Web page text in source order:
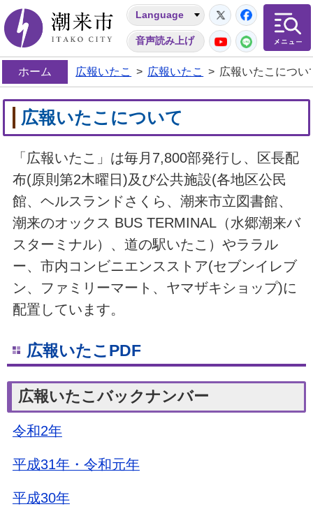
潮来市
Language
音声読み上げ
Twitter
YouTube
LINE
ホーム 広報いたこ > 広報いたこ > 広報いたこについ
広報いたこについて
「広報いたこ」は毎月7,800部発行し、区長配
布(原則第2木曜日)及び公共施設(各地区公民
館、ヘルスランドさくら、潮来市立図書館、
潮来のオックス BUS TERMINAL（水郷潮来バ
スターミナル）、道の駅いたこ）やララル
ー、市内コンビニエンスストア(セブンイレブ
ン、ファミリーマート、ヤマザキショップ)に
配置しています。
広報いたこPDF
広報いたこバックナンバー
令和2年
平成31年・令和元年
平成30年